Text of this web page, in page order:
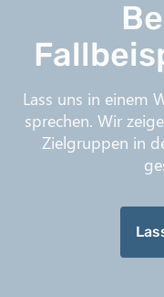
Lass uns in einem
sprechen. Wir
Zielgruppen in